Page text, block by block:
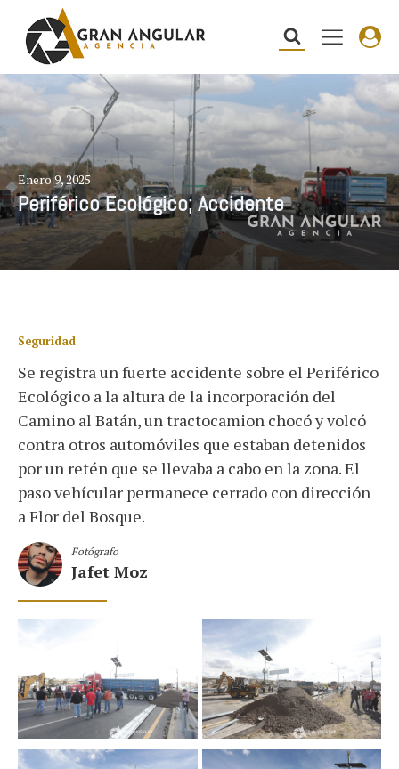
Enero 9, 2025
Periférico Ecológico; Accidente
Seguridad
Se registra un fuerte accidente sobre el Periférico
Ecológico a la altura de la incorporación del
Camino al Batán, un tractocamion chocó y volcó
contra otros automóviles que estaban detenidos
por un retén que se llevaba a cabo en la zona. El
paso vehícular permanece cerrado con dirección
a Flor del Bosque.
Fotógrafo
Jafet Moz